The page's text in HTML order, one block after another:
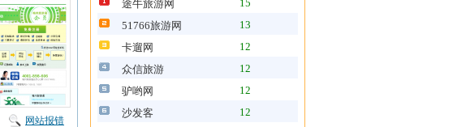
网站报错
途牛旅游网
15
51766旅游网
13
卡遛网
12
众信旅游
12
驴哟网
12
沙发客
12